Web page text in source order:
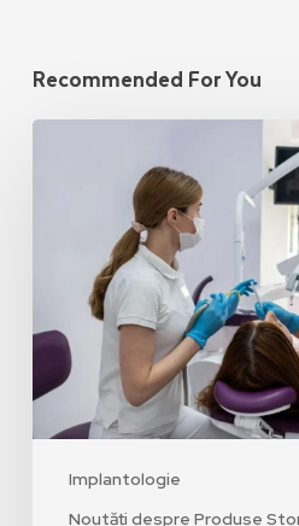
Recommended For You
Implantologie
Noutăți despre Produse